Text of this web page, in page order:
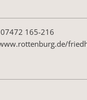
07472 165-216